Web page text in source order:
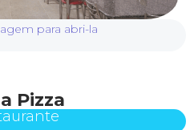
Pizza
para abri-la